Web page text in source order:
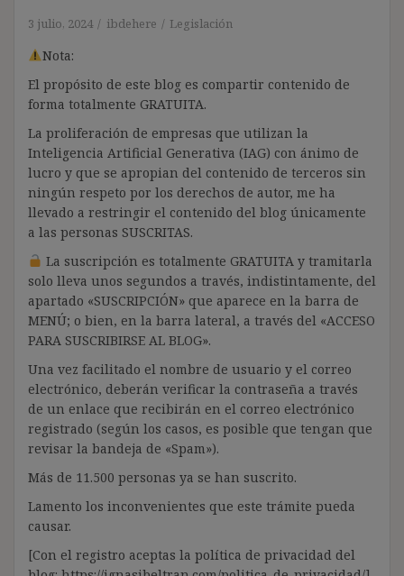
3 julio, 2024 ibdehere Legislación
Nota:
El propósito de este blog es compartir contenido de
forma totalmente GRATUITA.
La proliferación de empresas que utilizan la
Inteligencia Artificial Generativa (IAG) con ánimo de
lucro y que se apropian del contenido de terceros sin
ningún respeto por los derechos de autor, me ha
llevado a restringir el contenido del blog únicamente
a las personas SUSCRITAS.
La suscripción es totalmente GRATUITA y tramitarla
solo lleva unos segundos a través, indistintamente, del
apartado «SUSCRIPCIÓN» que aparece en la barra de
MENÚ; o bien, en la barra lateral, a través del «ACCESO
PARA SUSCRIBIRSE AL BLOG».
Una vez facilitado el nombre de usuario y el correo
electrónico, deberán verificar la contraseña a través
de un enlace que recibirán en el correo electrónico
registrado (según los casos, es posible que tengan que
revisar la bandeja de «Spam»).
Más de 11.500 personas ya se han suscrito.
Lamento los inconvenientes que este trámite pueda
causar.
[Con el registro aceptas la política de privacidad del